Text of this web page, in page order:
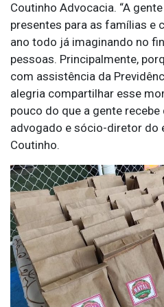
Coutinho Advocacia. “A
presentes para as famílias e
ano todo já imaginando no
pessoas. Principalmente,
com assistência da
alegria compartilhar esse
pouco do que a gente recebe
advogado e sócio-diretor do
Coutinho.